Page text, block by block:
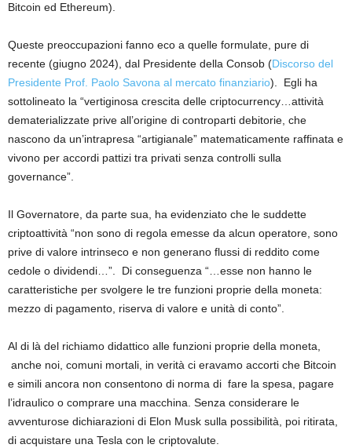
Bitcoin ed Ethereum).
Queste preoccupazioni fanno eco a quelle formulate, pure di
recente (giugno 2024), dal Presidente della Consob (Discorso del
Presidente Prof. Paolo Savona al mercato finanziario). Egli ha
sottolineato la “vertiginosa crescita delle criptocurrency…attività
dematerializzate prive all’origine di controparti debitorie, che
nascono da un’intrapresa “artigianale” matematicamente raffinata e
vivono per accordi pattizi tra privati senza controlli sulla
governance”.
Il Governatore, da parte sua, ha evidenziato che le suddette
criptoattività “non sono di regola emesse da alcun operatore, sono
prive di valore intrinseco e non generano flussi di reddito come
cedole o dividendi…”. Di conseguenza “…esse non hanno le
caratteristiche per svolgere le tre funzioni proprie della moneta:
mezzo di pagamento, riserva di valore e unità di conto”.
Al di là del richiamo didattico alle funzioni proprie della moneta,
anche noi, comuni mortali, in verità ci eravamo accorti che Bitcoin
e simili ancora non consentono di norma di fare la spesa, pagare
l’idraulico o comprare una macchina. Senza considerare le
avventurose dichiarazioni di Elon Musk sulla possibilità, poi ritirata,
di acquistare una Tesla con le criptovalute.